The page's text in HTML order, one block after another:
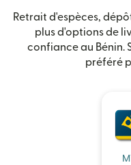
Retrait d'espèces,
plus d'options de
confiance au Bénin.
préféré